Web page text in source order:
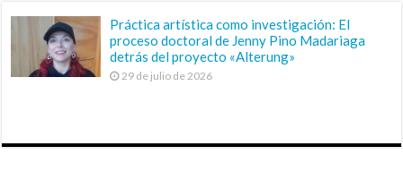
Práctica artística como investigación: El
proceso doctoral de Jenny Pino Madariaga
detrás del proyecto «Alterung»
29 de julio de 2026